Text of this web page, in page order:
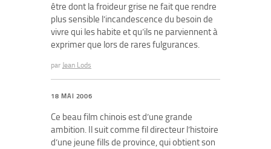
être dont la froideur grise ne fait que rendre
plus sensible l’incandescence du besoin de
vivre qui les habite et qu’ils ne parviennent à
exprimer que lors de rares fulgurances.
par Jean Lods
18 MAI 2006
Ce beau film chinois est d’une grande
ambition. Il suit comme fil directeur l’histoire
d’une jeune fills de province, qui obtient son